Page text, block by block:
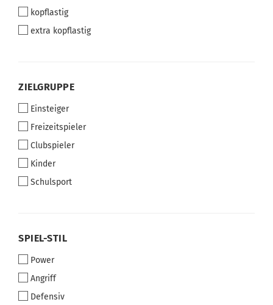
kopflastig
extra kopflastig
ZIELGRUPPE
ZIELGRUPPE
Einsteiger
Freizeitspieler
Clubspieler
Kinder
Schulsport
SPIEL-
SPIEL-STIL
Power
Angriff
Defensiv